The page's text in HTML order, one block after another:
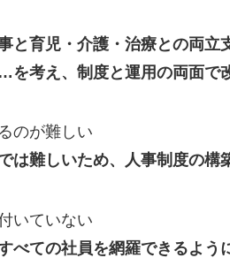
育児・介護・治療との両立
考え、制度と運用の両面で
のが難しい
難しいため、人事制度の構
いていない
ての社員を網羅できるよう